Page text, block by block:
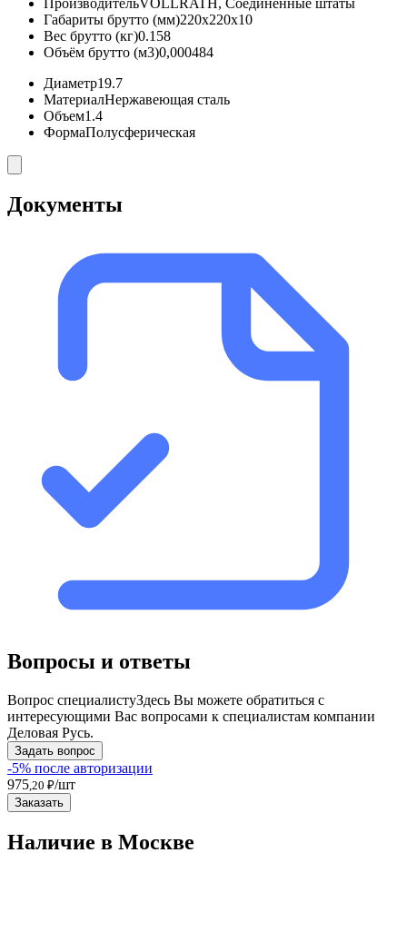
ПроизводительVOLLRATH, Соединенные штаты
Габариты брутто (мм)220x220x10
Вес брутто (кг)0.158
Объём брутто (м3)0,000484
Диаметр19.7
МатериалНержавеющая сталь
Объем1.4
ФормаПолусферическая
Документы
Вопросы и ответы
Вопрос специалистуЗдесь Вы можете обратиться с
интересующими Вас вопросами к специалистам компании
Деловая Русь.
Задать вопрос
-5% после авторизации
975 ,20 ₽/шт
Заказать
Наличие в Москвe